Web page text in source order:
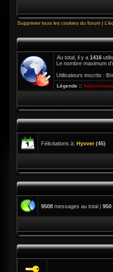
Supprimer tous les cookies du forum |
Au total, il y a 1416
Le nombre maximum
Utilisateurs inscrits :
Légende ::
Félicitations à: Hyvver(45)
9508 messages au total | 950